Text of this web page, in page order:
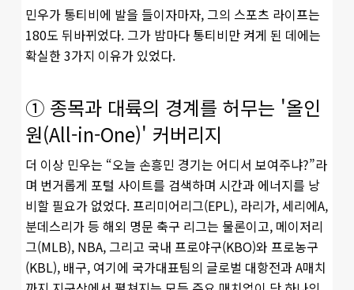
민우가 통티비에 발을 들이자마자, 그의 스포츠 라이프는
180도 뒤바뀌었다. 그가 밤마다 통티비만 켜게 된 데에는
확실한 3가지 이유가 있었다.
① 종목과 대륙의 경계를 허무는 '올인
원(All-in-One)' 커버리지
더 이상 민우는 “오늘 손흥민 경기는 어디서 보여주냐?”라
며 번거롭게 포털 사이트를 검색하며 시간과 에너지를 낭
비할 필요가 없었다. 프리미어리그(EPL), 라리가, 세리에A,
분데스리가 등 해외 명문 축구 리그는 물론이고, 메이저리
그(MLB), NBA, 그리고 국내 프로야구(KBO)와 프로농구
(KBL), 배구, 여기에 국가대표팀의 글로벌 대항전과 A매치